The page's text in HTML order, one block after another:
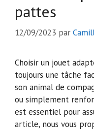
pattes
12/09/2023 par
Choisir un jouet
toujours une tâche
son animal de
ou simplement
est essentiel pour
article, nous vous